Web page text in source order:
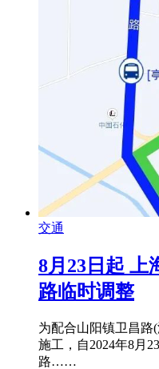
交通
8月23日起 上
路临时调整
为配合山阳镇卫昌路
施工，自2024年8月
路……